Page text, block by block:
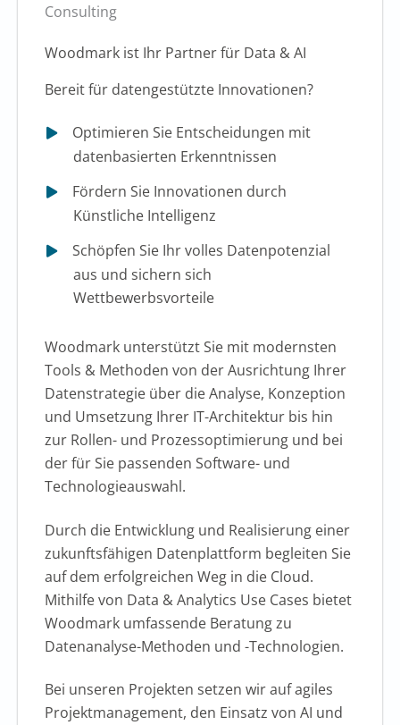
Consulting
Woodmark ist Ihr Partner für Data & AI
Bereit für datengestützte Innovationen?
Optimieren Sie Entscheidungen mit
datenbasierten Erkenntnissen
Fördern Sie Innovationen durch
Künstliche Intelligenz
Schöpfen Sie Ihr volles Datenpotenzial
aus und sichern sich
Wettbewerbsvorteile
Woodmark unterstützt Sie mit modernsten
Tools & Methoden von der Ausrichtung Ihrer
Datenstrategie über die Analyse, Konzeption
und Umsetzung Ihrer IT-Architektur bis hin
zur Rollen- und Prozessoptimierung und bei
der für Sie passenden Software- und
Technologieauswahl.
Durch die Entwicklung und Realisierung einer
zukunftsfähigen Datenplattform begleiten Sie
auf dem erfolgreichen Weg in die Cloud.
Mithilfe von Data & Analytics Use Cases bietet
Woodmark umfassende Beratung zu
Datenanalyse-Methoden und -Technologien.
Bei unseren Projekten setzen wir auf agiles
Projektmanagement, den Einsatz von AI und